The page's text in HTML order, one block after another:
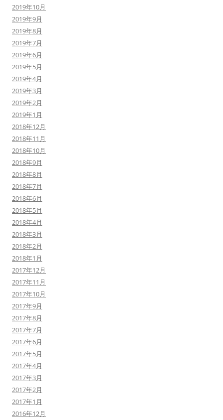
2019年10月
2019年9月
2019年8月
2019年7月
2019年6月
2019年5月
2019年4月
2019年3月
2019年2月
2019年1月
2018年12月
2018年11月
2018年10月
2018年9月
2018年8月
2018年7月
2018年6月
2018年5月
2018年4月
2018年3月
2018年2月
2018年1月
2017年12月
2017年11月
2017年10月
2017年9月
2017年8月
2017年7月
2017年6月
2017年5月
2017年4月
2017年3月
2017年2月
2017年1月
2016年12月